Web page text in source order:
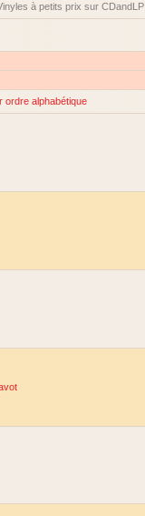
à petits prix sur CDandLP
ordre alphabétique